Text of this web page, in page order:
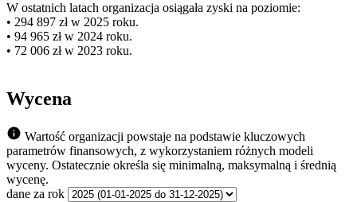
W ostatnich latach organizacja osiągała zyski na poziomie:
• 294 897 zł w 2025 roku.
• 94 965 zł w 2024 roku.
• 72 006 zł w 2023 roku.
Wycena
Wartość organizacji powstaje na podstawie kluczowych
parametrów finansowych, z wykorzystaniem różnych modeli
wyceny. Ostatecznie określa się minimalną, maksymalną i średnią
wycenę.
dane za rok